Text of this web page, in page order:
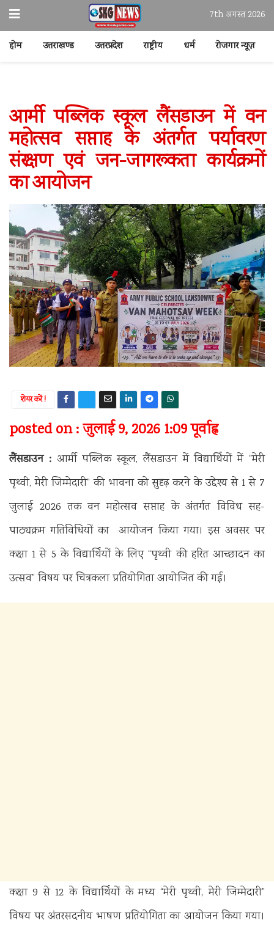
7th अगस्त 2026
होम उत्तराखण्ड उत्तरप्रदेश राष्ट्रीय धर्म रोजगार न्यूज़
आर्मी पब्लिक स्कूल लैंसडाउन में वन
महोत्सव सप्ताह के अंतर्गत पर्यावरण
संरक्षण एवं जन-जागरूकता कार्यक्रमों
का आयोजन
शेयर करें !
posted on : जुलाई 9, 2026 1:09 पूर्वाह्न
लैंसडाउन :आर्मी पब्लिक स्कूल, लैंसडाउन में विद्यार्थियों में “मेरी
पृथ्वी, मेरी जिम्मेदारी” की भावना को सुदृढ़ करने के उद्देश्य से 1 से 7
जुलाई 2026 तक वन महोत्सव सप्ताह के अंतर्गत विविध सह-
पाठ्यक्रम गतिविधियों का आयोजन किया गया। इस अवसर पर
कक्षा 1 से 5 के विद्यार्थियों के लिए “पृथ्वी की हरित आच्छादन का
उत्सव” विषय पर चित्रकला प्रतियोगिता आयोजित की गई।
कक्षा 9 से 12 के विद्यार्थियों के मध्य “मेरी पृथ्वी, मेरी जिम्मेदारी”
विषय पर अंतरसदनीय भाषण प्रतियोगिता का आयोजन किया गया।